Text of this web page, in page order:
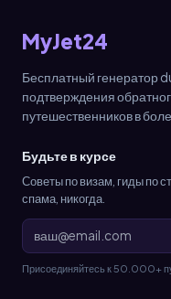
MyJet24
Бесплатный генератор
подтверждения
путешественников в
Будьте в курсе
Советы по визам, гиды по
спама, никогда.
Присоединяйтесь к 50.000+